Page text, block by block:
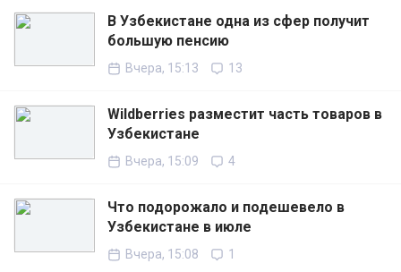
В Узбекистане одна из сфер получит
большую пенсию
Вчера, 15:13 13
Wildberries разместит часть товаров в
Узбекистане
Вчера, 15:09 4
Что подорожало и подешевело в
Узбекистане в июле
Вчера, 15:08 1